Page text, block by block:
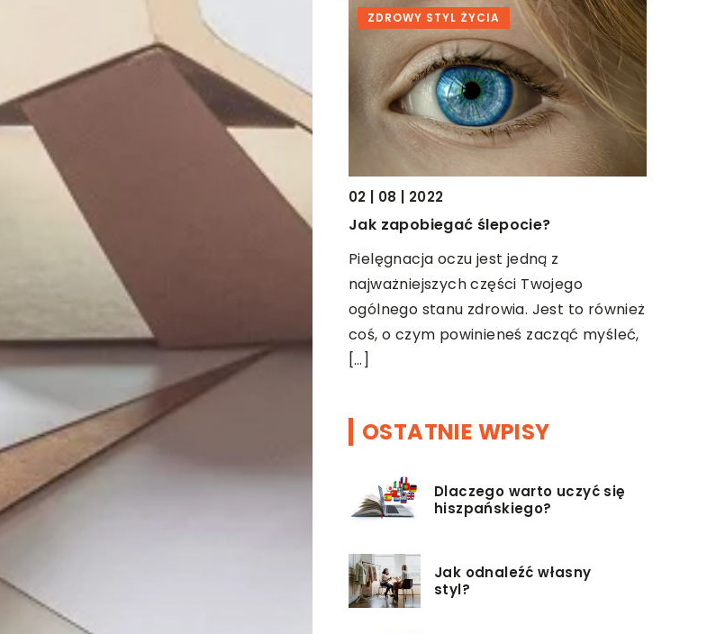
11 | 05 | 2022
Palety – jakie są niezbędne w
magazynie?
W magazynie jest wiele rodzajów palet
– od drewnianych, plastikowych i
metalowych, przez rolkowe, po wózki
widłowe i wózki z […]
ZDROWY STYL ŻYCIA
02 | 08 | 2022
Jak zapobiegać ślepocie?
Pielęgnacja oczu jest jedną z
najważniejszych części Twojego
ogólnego stanu zdrowia. Jest to również
coś, o czym powinieneś zacząć myśleć,
[…]
OSTATNIE WPISY
Dlaczego warto uczyć się
hiszpańskiego?
Jak odnaleźć własny
styl?